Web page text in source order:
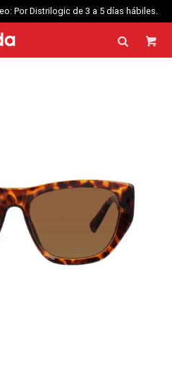
Por Distrilogic de 3 a 5 días hábiles.